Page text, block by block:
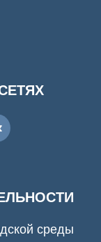
среды